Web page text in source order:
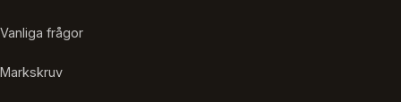
Vanliga frågor
Markskruv